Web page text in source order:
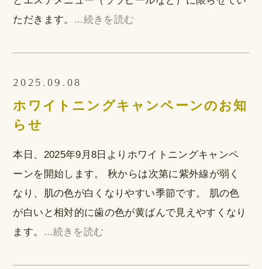
ただきます。 ...続きを読む
2025.09.08
ホワイトニングキャンペーンのお知
らせ
‏本日、2025年9月8日よりホワイトニングキャンペ
ーンを開始します。 秋からは次第に紫外線が弱く
なり、肌の色が白くなりやすい季節です。 肌の色
が白いと相対的に歯の色が黄ばんで見えやすくなり
ます。 ...続きを読む